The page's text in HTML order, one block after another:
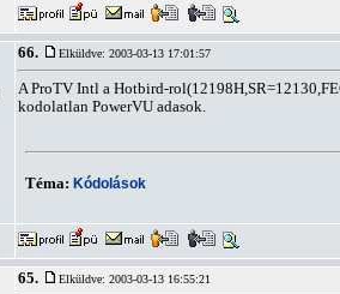
66. Elküldve: 2003-03-13 17:01:57
A ProTV Intl a Hotbird-
kodolatlan PowerVU adasok.
Téma: Kódolások
65. Elküldve: 2003-03-13 16:55:21